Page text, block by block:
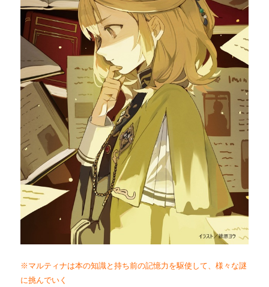
※マルティナは本の知識と持ち前の記憶力を駆使して、様々な謎
に挑んでいく